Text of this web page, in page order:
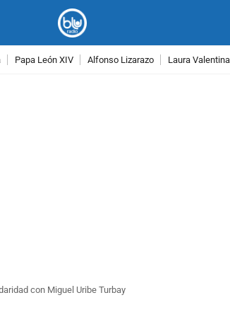
Papa León XIV Alfonso Lizarazo Laura
con Miguel Uribe Turbay